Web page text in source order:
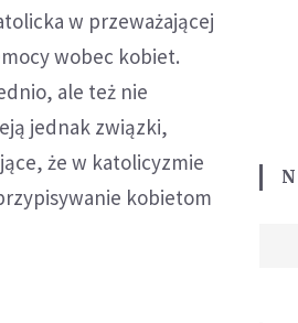
w przeważającej
wobec kobiet.
ale też nie
jednak związki,
że w katolicyzmie
kobietom